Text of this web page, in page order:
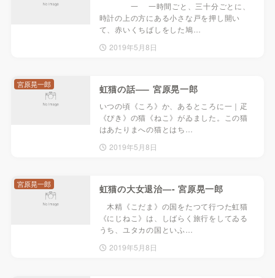
一 一時間ごと、三十分ごとに、
時計の上の方にある小さな戸を押し開い
て、赤いくちばしをした鳩…
2019年5月8日
虹猫の話—– 宮原晃一郎
いつの頃《ころ》か、あるところに一｜疋
《ぴき》の猫《ねこ》がゐました。この猫
はあたりまへの猫とはち…
2019年5月8日
宮原晃一郎
虹猫の大女退治—- 宮原晃一郎
木精《こだま》の国をたつて行つた虹猫
《にじねこ》は、しばらく旅行をしてゐる
うち、ユタカの国といふ…
2019年5月8日
宮原晃一郎